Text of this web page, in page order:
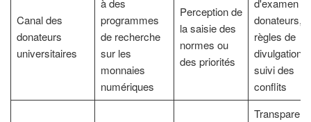
Canal des
donateurs
universitaires
à des
programmes
de recherche
sur les
monnaies
numériques
Perception de
la saisie des
normes ou
des priorités
d'examen
donateurs,
règles de
divulgation,
suivi des
conflits